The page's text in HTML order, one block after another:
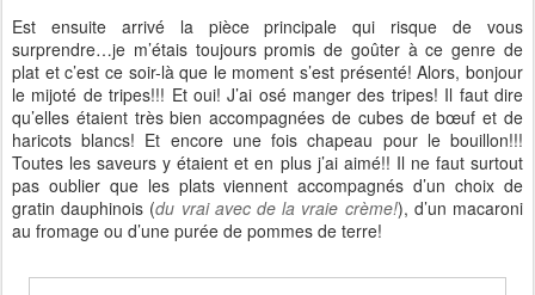
Est ensuite arrivé la pièce principale qui risque de vous
surprendre…je m’étais toujours promis de goûter à ce genre de
plat et c’est ce soir-là que le moment s’est présenté! Alors, bonjour
le mijoté de tripes!!! Et oui! J’ai osé manger des tripes! Il faut dire
qu’elles étaient très bien accompagnées de cubes de bœuf et de
haricots blancs! Et encore une fois chapeau pour le bouillon!!!
Toutes les saveurs y étaient et en plus j’ai aimé!! Il ne faut surtout
pas oublier que les plats viennent accompagnés d’un choix de
gratin dauphinois (du vrai avec de la vraie crème!), d’un macaroni
au fromage ou d’une purée de pommes de terre!